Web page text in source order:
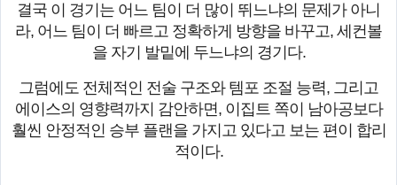
결국 이 경기는 어느 팀이 더 많이 뛰느냐의 문제가 아니
라, 어느 팀이 더 빠르고 정확하게 방향을 바꾸고, 세컨볼
을 자기 발밑에 두느냐의 경기다.
그럼에도 전체적인 전술 구조와 템포 조절 능력, 그리고
에이스의 영향력까지 감안하면, 이집트 쪽이 남아공보다
훨씬 안정적인 승부 플랜을 가지고 있다고 보는 편이 합리
적이다.